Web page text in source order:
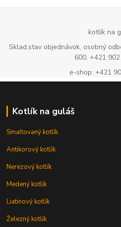
kotlík na
Sklad,stav objednávok, osobný
600, +421
e-shop: +421
Kotlík na guláš
Smaltovaný kotlík
Antikorový kotlík
Nerezový kotlík
Medený kotlík
Liatinový kotlík
Železný kotlík